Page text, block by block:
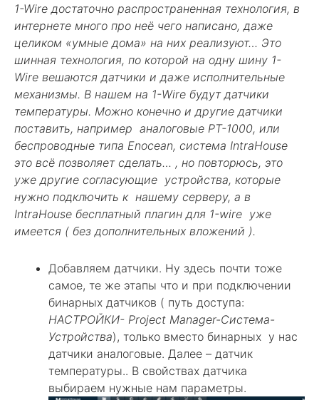
1-Wire достаточно распространенная технология, в
интернете много про неё чего написано, даже
целиком «умные дома» на них реализуют… Это
шинная технология, по которой на одну шину 1-
Wire вешаются датчики и даже исполнительные
механизмы. В нашем на 1-Wire будут датчики
температуры. Можно конечно и другие датчики
поставить, например аналоговые PT-1000, или
беспроводные типа Enocean, система IntraHouse
это всё позволяет сделать… , но повторюсь, это
уже другие согласующие устройства, которые
нужно подключить к нашему серверу, а в
IntraHouse бесплатный плагин для 1-wire уже
имеется ( без дополнительных вложений ).
Добавляем датчики. Ну здесь почти тоже
самое, те же этапы что и при подключении
бинарных датчиков ( путь доступа:
НАСТРОЙКИ- Project Manager-Система-
Устройства), только вместо бинарных у нас
датчики аналоговые. Далее – датчик
температуры.. В свойствах датчика
выбираем нужные нам параметры.